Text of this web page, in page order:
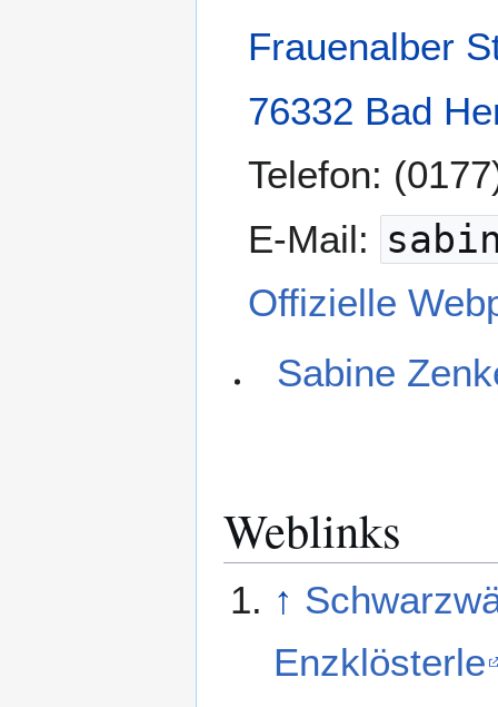
Frauenalber
76332 Bad
Telefon:
E-Mail:
Offizielle
Sabine
Weblinks
↑
Enzklösterle